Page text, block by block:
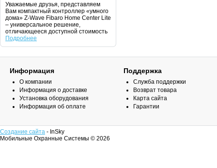
Уважаемые друзья, представляем
Вам компактный контроллер «умного
дома» Z-Wave Fibaro Home Center Lite
– универсальное решение,
отличающееся доступной стоимость
Подробнее
Информация
О компании
Информация о доставке
Установка оборудования
Информация об оплате
Поддержка
Служба поддержки
Возврат товара
Карта сайта
Гарантии
Создание сайта - InSky
Мобильные Охранные Системы © 2026